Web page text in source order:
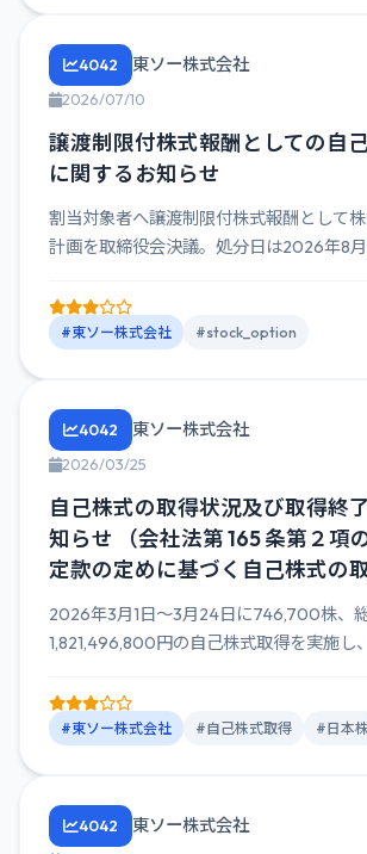
4042 東ソー株式会社
2026/07/10
譲渡制限付株式報酬としての自
に関するお知らせ
割当対象者へ譲渡制限付株式報酬として
計画を取締役会決議。処分日は2026年8
#東ソー株式会社 #stock_option
4042 東ソー株式会社
2026/03/25
自己株式の取得状況及び取得終
知らせ （会社法第 165 条第２項
定款の定めに基づく自己株式の取
2026年3月1日～3月24日に746,700株、
1,821,496,800円の自己株式取得を実施し
#東ソー株式会社 #自己株式取得 #日本株
4042 東ソー株式会社